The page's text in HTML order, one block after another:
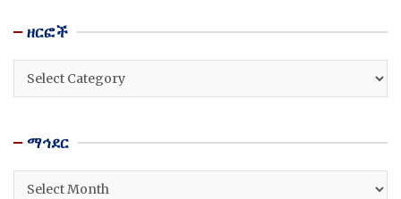
ዘርፎች
ዘርፎች
ማኅደር
ማኅደር